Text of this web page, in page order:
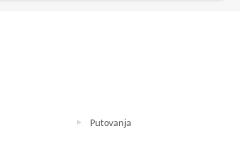
Putovanja